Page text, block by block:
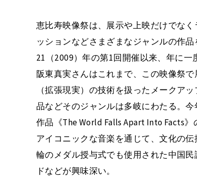
恵比寿映像祭は、展示や上映だけでな
ッションなどさまざまなジャンルの作
21（2009）年の第1回開催以来、年に
阪東真実さんはこれまで、この映像祭
（拡張現実）の技術を扱ったメークア
品などそのジャンルは多岐にわたる。
作品《The World Falls Apart Into Facts
アイコニックな音楽を通じて、文化の
輪のメダル授与式でも使用された中国
ドなどが興味深い。